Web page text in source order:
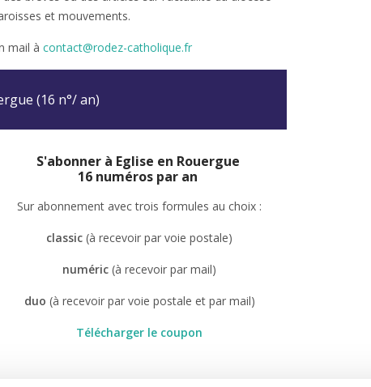
et mouvements.
mail à contact@rodez-catholique.fr
(16 n°/ an)
S'abonner à Eglise en Rouergue
16 numéros par an
Sur abonnement avec trois formules au choix :
classic (à recevoir par voie postale)
numéric (à recevoir par mail)
duo (à recevoir par voie postale et par mail)
Télécharger le coupon